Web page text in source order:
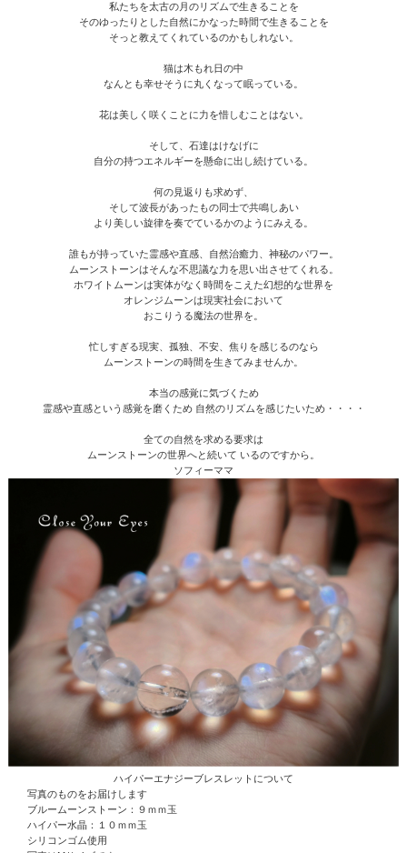
私たちを太古の月のリズムで生きることを
そのゆったりとした自然にかなった時間で生きることを
そっと教えてくれているのかもしれない。
猫は木もれ日の中
なんとも幸せそうに丸くなって眠っている。
花は美しく咲くことに力を惜しむことはない。
そして、石達はけなげに
自分の持つエネルギーを懸命に出し続けている。
何の見返りも求めず、
そして波長があったもの同士で共鳴しあい
より美しい旋律を奏でているかのようにみえる。
誰もが持っていた霊感や直感、自然治癒力、神秘のパワー。
ムーンストーンはそんな不思議な力を思い出させてくれる。
ホワイトムーンは実体がなく時間をこえた幻想的な世界を
オレンジムーンは現実社会において
おこりうる魔法の世界を。
忙しすぎる現実、孤独、不安、焦りを感じるのなら
ムーンストーンの時間を生きてみませんか。
本当の感覚に気づくため
霊感や直感という感覚を磨くため 自然のリズムを感じたいため・・・・
全ての自然を求める要求は
ムーンストーンの世界へと続いて いるのですから。
ソフィーママ
ハイパーエナジーブレスレットについて
写真のものをお届けします
ブルームーンストーン：９ｍｍ玉
ハイパー水晶 ：１０ｍｍ玉
シリコンゴム使用